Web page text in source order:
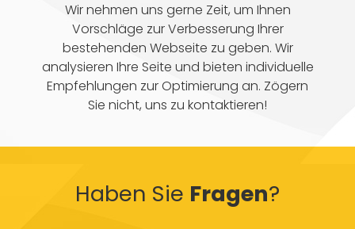
Wir nehmen uns gerne Zeit, um Ihnen
Vorschläge zur Verbesserung Ihrer
bestehenden Webseite zu geben. Wir
analysieren Ihre Seite und bieten individuelle
Empfehlungen zur Optimierung an. Zögern
Sie nicht, uns zu kontaktieren!
Haben Sie Fragen?